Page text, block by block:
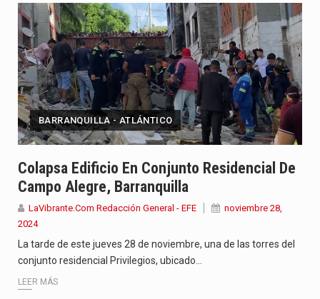
BARRANQUILLA - ATLÁNTICO
Colapsa Edificio En Conjunto Residencial De
Campo Alegre, Barranquilla
LaVibrante.Com Redacción General - EFE
noviembre 28,
2024
La tarde de este jueves 28 de noviembre, una de las torres del
conjunto residencial Privilegios, ubicado…
LEER MÁS